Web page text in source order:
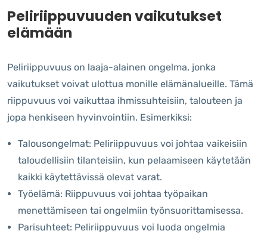
Peliriippuvuuden vaikutukset
elämään
Peliriippuvuus on laaja-alainen ongelma, jonka
vaikutukset voivat ulottua monille elämänalueille. Tämä
riippuvuus voi vaikuttaa ihmissuhteisiin, talouteen ja
jopa henkiseen hyvinvointiin. Esimerkiksi:
Talousongelmat: Peliriippuvuus voi johtaa vaikeisiin
taloudellisiin tilanteisiin, kun pelaamiseen käytetään
kaikki käytettävissä olevat varat.
Työelämä: Riippuvuus voi johtaa työpaikan
menettämiseen tai ongelmiin työnsuorittamisessa.
Parisuhteet: Peliriippuvuus voi luoda ongelmia